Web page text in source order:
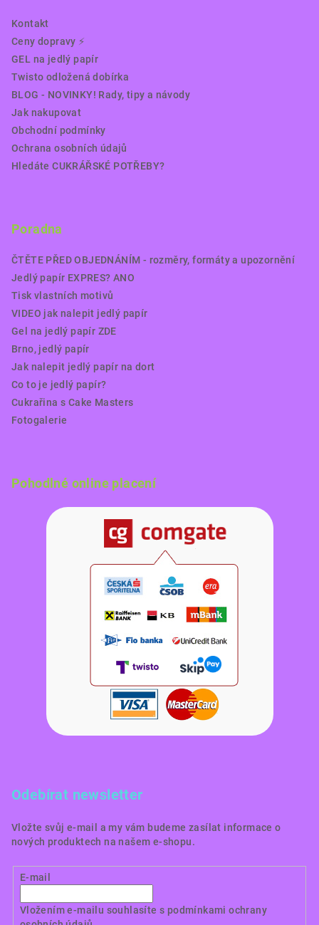
Kontakt
Ceny dopravy ⚡️
GEL na jedlý papír
Twisto odložená dobírka
BLOG - NOVINKY! Rady, tipy a návody
Jak nakupovat
Obchodní podmínky
Ochrana osobních údajů
Hledáte CUKRÁŘSKÉ POTŘEBY?
Poradna
ČTĚTE PŘED OBJEDNÁNÍM - rozměry, formáty a upozornění
Jedlý papír EXPRES? ANO
Tisk vlastních motivů
VIDEO jak nalepit jedlý papír
Gel na jedlý papír ZDE
Brno, jedlý papír
Jak nalepit jedlý papír na dort
Co to je jedlý papír?
Cukrařina s Cake Masters
Fotogalerie
Pohodlné online placení
Odebírat newsletter
Vložte svůj e-mail a my vám budeme zasílat informace o
nových produktech na našem e-shopu.
E-mail
Vložením e-mailu souhlasíte s podmínkami ochrany